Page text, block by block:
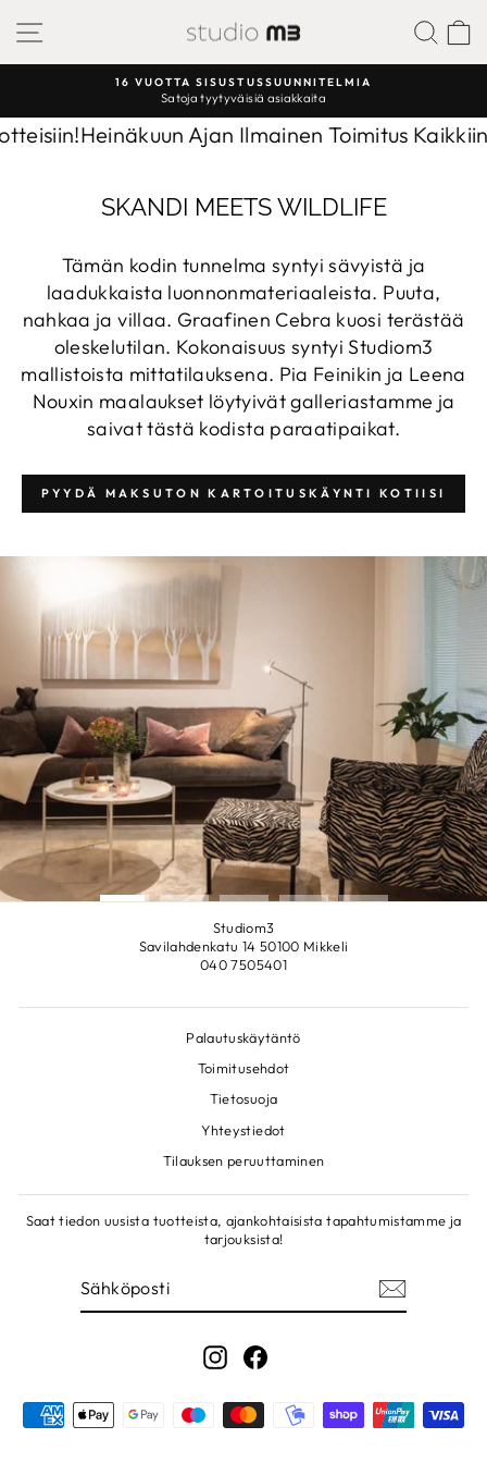
SIVUSTON NAVIGAATIO
Keskeytä
diaesitys
16 VUOTTA SISUSTUSSUUNNITELMIA
Satoja tyytyväisiä asiakkaita
Heinäkuun Ajan Ilmainen Toimitus Kaikkiin
SKANDI MEETS WILDLIFE
Tämän kodin tunnelma syntyi sävyistä ja
laadukkaista luonnonmateriaaleista. Puuta,
nahkaa ja villaa. Graafinen Cebra kuosi terästää
oleskelutilan. Kokonaisuus syntyi Studiom3
mallistoista mittatilauksena. Pia Feinikin ja Leena
Nouxin maalaukset löytyivät galleriastamme ja
saivat tästä kodista paraatipaikat.
PYYDÄ MAKSUTON KARTOITUSKÄYNTI KOTIISI
Studiom3
Savilahdenkatu 14 50100 Mikkeli
040 7505401
Palautuskäytäntö
Toimitusehdot
Tietosuoja
Yhteystiedot
Tilauksen peruuttaminen
Saat tiedon uusista tuotteista, ajankohtaisista tapahtumistamme ja
tarjouksista!
InstagramFacebook